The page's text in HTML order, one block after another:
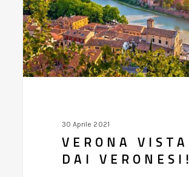
30 Aprile 2021
VERONA VISTA
DAI VERONESI!